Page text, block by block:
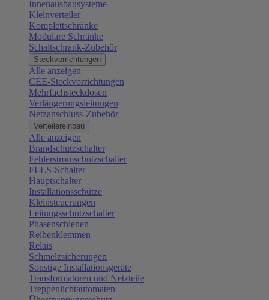
Innenausbausysteme
Kleinverteiler
Komplettschränke
Modulare Schränke
Schaltschrank-Zubehör
Steckvorrichtungen
Alle anzeigen
CEE-Steckvorrichtungen
Mehrfachsteckdosen
Verlängerungsleitungen
Netzanschluss-Zubehör
Verteilereinbau
Alle anzeigen
Brandschutzschalter
Fehlerstromschutzschalter
FI-LS-Schalter
Hauptschalter
Installationsschütze
Kleinsteuerungen
Leitungsschutzschalter
Phasenschienen
Reihenklemmen
Relais
Schmelzsicherungen
Sonstige Installationsgeräte
Transformatoren und Netzteile
Treppenlichtautomaten